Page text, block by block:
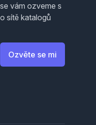
vám ozveme s
sítě katalogů
Ozvěte se mi